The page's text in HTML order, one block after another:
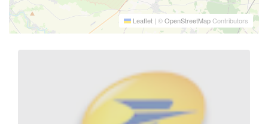
Leaflet | ©OpenStreetMapContributors